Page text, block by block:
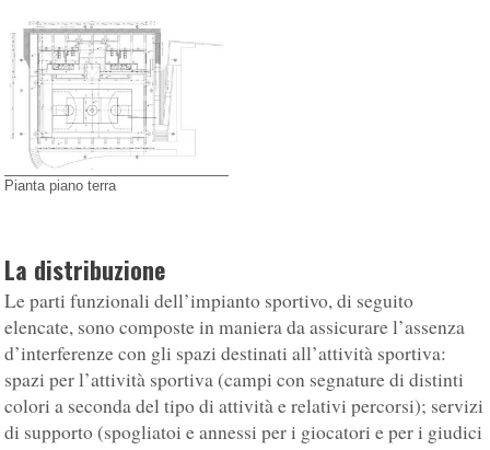
Pianta piano terra
La distribuzione
Le parti funzionali dell’impianto sportivo, di seguito
elencate, sono composte in maniera da assicurare l’assenza
d’interferenze con gli spazi destinati all’attività sportiva:
spazi per l’attività sportiva (campi con segnature di distinti
colori a seconda del tipo di attività e relativi percorsi); servizi
di supporto (spogliatoi e annessi per i giocatori e per i giudici